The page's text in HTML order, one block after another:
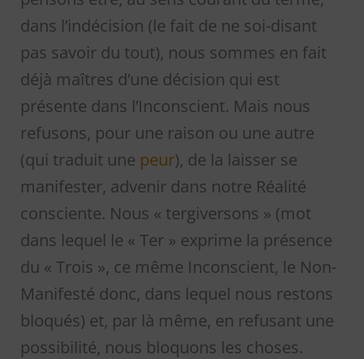
dans l’indécision (le fait de ne soi-disant
pas savoir du tout), nous sommes en fait
déjà maîtres d’une décision qui est
présente dans l’Inconscient. Mais nous
refusons, pour une raison ou une autre
(qui traduit une peur), de la laisser se
manifester, advenir dans notre Réalité
consciente. Nous « tergiversons » (mot
dans lequel le « Ter » exprime la présence
du « Trois », ce même Inconscient, le Non-
Manifesté donc, dans lequel nous restons
bloqués) et, par là même, en refusant une
possibilité, nous bloquons les choses.